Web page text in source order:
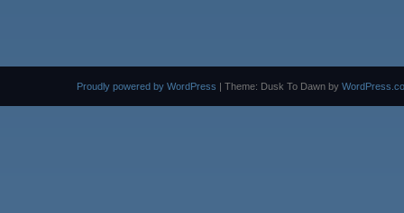
Proudly powered by WordPress | Theme: Dusk To Dawn by